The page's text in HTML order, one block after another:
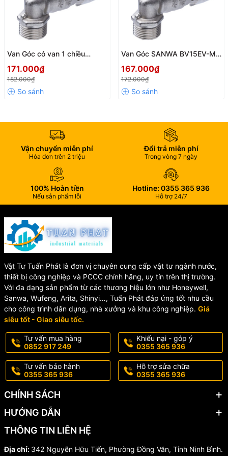
Van Góc có van 1 chiều
Đồng Hồ Nước – Chống Rò Rỉ,
Có Lỗ Niêm Chì
171.000₫
182.000₫
Van Góc SANWA BV15EV-MF
Pháp Kết Nối An Toàn, Bền Bỉ
167.000₫
172.000₫
Vận chuyển miễn phí
Hóa đơn trên 2 triệu
Đổi trả miễn phí
Trong vòng 7 ngày
100% Hoàn tiền
Nếu sản phẩm lỗi
Hotline: 0355 365 936
Hỗ trợ 24/7
Vật Tư Tuấn Phát là đơn vị chuyên cung cấp vật tư ngành nước,
thiết bị công nghiệp và PCCC chính hãng, uy tín trên thị trường.
Với đa dạng sản phẩm từ các thương hiệu lớn như Honeywell,
Sanwa, Wufeng, Arita, Shinyi…, Tuấn Phát đáp ứng tốt nhu cầu
cho công trình dân dụng, nhà xưởng và khu công nghiệp. Giá
siêu tốt - Giao siêu tốc.
Tư vấn mua hàng
0852 917 249
Khiếu nại - góp ý
0355 365 936
Tư vấn bảo hành
0355 365 936
Hỗ trợ sửa chữa
0355 365 936
CHÍNH SÁCH
HƯỚNG DẪN
THÔNG TIN LIÊN HỆ
Địa chỉ: 342 Nguyễn Hữu Tiến, Phường Đồng Văn, Tỉnh Ninh Bình.